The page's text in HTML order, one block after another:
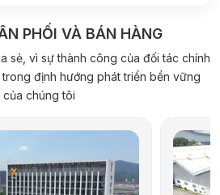
PHỐI VÀ BÁN HÀNG
sẻ, vì sự thành công của đối tác chính
định hướng phát triển bền vững
của chúng tôi